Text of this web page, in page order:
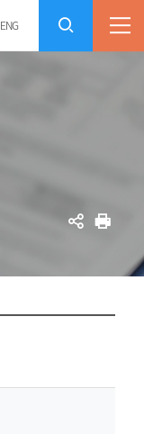
ENG영
사
전
전
체
공 인